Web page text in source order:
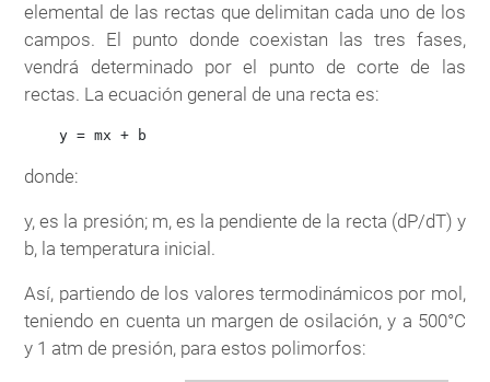
elemental de las rectas que delimitan cada uno de los
campos. El punto donde coexistan las tres fases,
vendrá determinado por el punto de corte de las
rectas. La ecuación general de una recta es:
donde:
y, es la presión; m, es la pendiente de la recta (dP/dT) y
b, la temperatura inicial.
Así, partiendo de los valores termodinámicos por mol,
teniendo en cuenta un margen de osilación, y a 500°C
y 1 atm de presión, para estos polimorfos: